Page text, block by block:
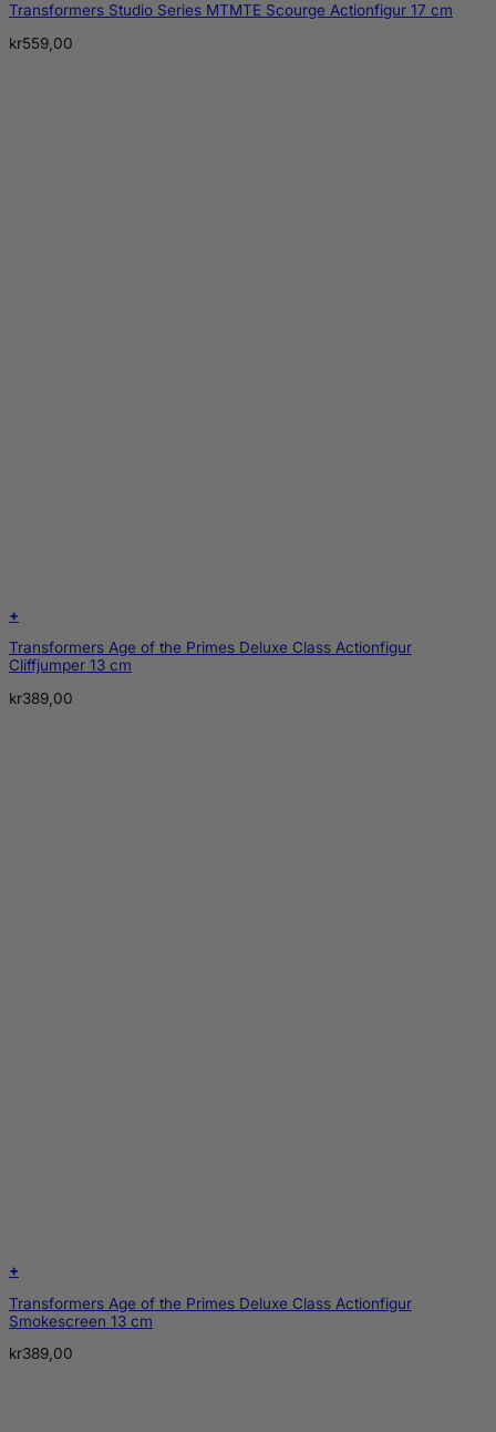
Transformers Studio Series MTMTE Scourge Actionfigur 17 cm
kr559,00
+
Transformers Age of the Primes Deluxe Class Actionfigur
Cliffjumper 13 cm
kr389,00
+
Transformers Age of the Primes Deluxe Class Actionfigur
Smokescreen 13 cm
kr389,00